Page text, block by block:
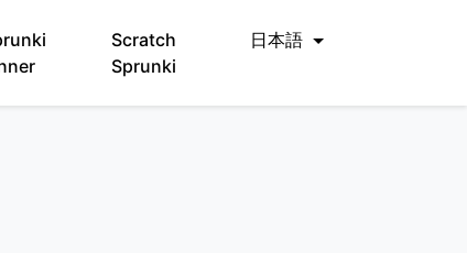
Scratch
Sprunki
日本語